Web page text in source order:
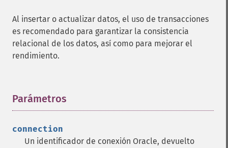
Al insertar o actualizar datos, el uso de transacciones
es recomendado para garantizar la consistencia
relacional de los datos, así como para mejorar el
rendimiento.
Parámetros
connection
Un identificador de conexión Oracle, devuelto